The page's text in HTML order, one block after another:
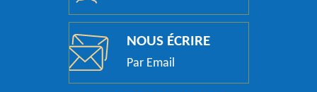
NOUS ÉCRIRE
Par Email